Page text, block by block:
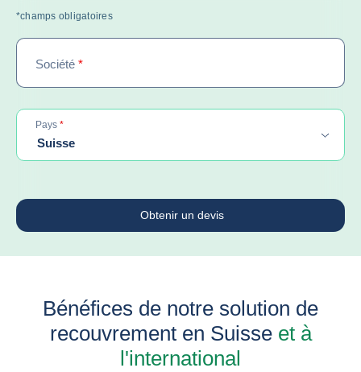
*champs obligatoires
Société *
Pays *obligatoire
Suisse
Obtenir un devis
Bénéfices de notre solution de
recouvrement en Suisseet à
l'international